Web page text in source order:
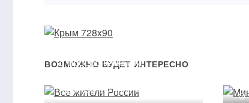
ВОЗМОЖНО БУДЕТ ИНТЕРЕСНО
с просроченными
вернулись на отчизну